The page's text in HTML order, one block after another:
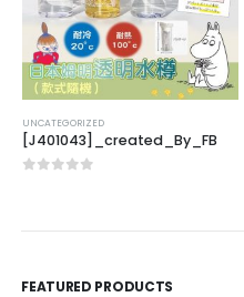
UNCATEGORIZED
[J401043]_created_By_FB
FEATURED PRODUCTS